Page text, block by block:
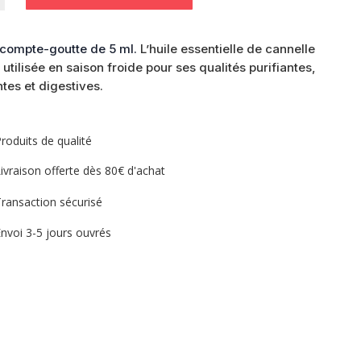
goutte de 5 ml. L’huile essentielle de cannelle
utilisée en saison froide pour ses qualités purifiantes,
et digestives.
de qualité
offerte dès 80€ d'achat
sécurisé
3-5 jours ouvrés